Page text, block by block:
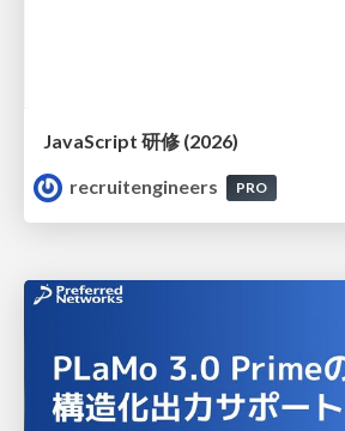
JavaScript 研修 (2026)
recruitengineers
PRO